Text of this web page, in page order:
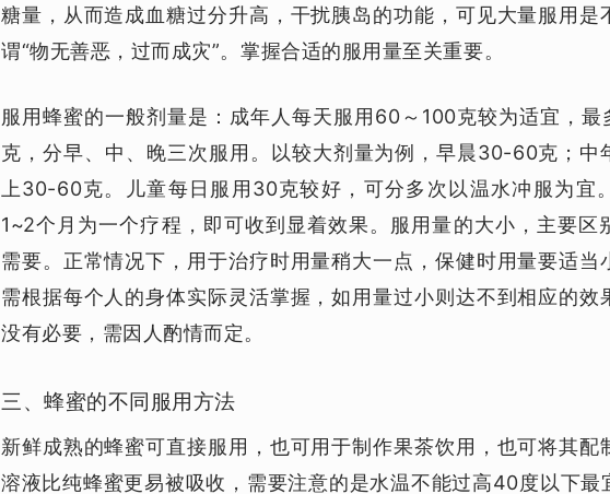
糖量，从而造成血糖过分升高，干扰胰岛的功能，可见大量服用是
谓“物无善恶，过而成灾”。掌握合适的服用量至关重要。
服用蜂蜜的一般剂量是：成年人每天服用60～100克较为适宜，
克，分早、中、晚三次服用。以较大剂量为例，早晨30-60克；
上30-60克。儿童每日服用30克较好，可分多次以温水冲服为宜
1~2个月为一个疗程，即可收到显着效果。服用量的大小，主要区
需要。正常情况下，用于治疗时用量稍大一点，保健时用量要适当
需根据每个人的身体实际灵活掌握，如用量过小则达不到相应的效
没有必要，需因人酌情而定。
三、蜂蜜的不同服用方法
新鲜成熟的蜂蜜可直接服用，也可用于制作果茶饮用，也可将其配
溶液比纯蜂蜜更易被吸收，需要注意的是水温不能过高40度以下最